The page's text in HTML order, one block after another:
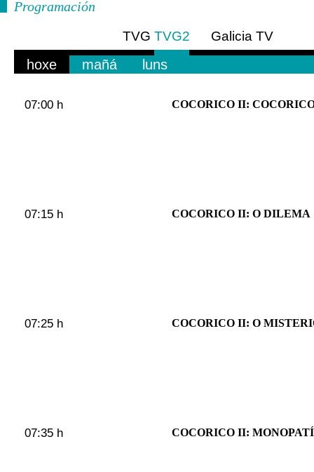
Programación
TVG TVG2
Galicia TV
hoxe mañá luns
07:00 h COCORICO II:
07:15 h COCORICO II: O DILEMA
07:25 h COCORICO II: O
07:35 h COCORICO II: